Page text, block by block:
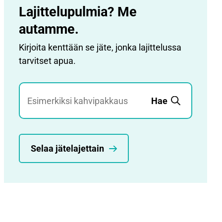
Lajittelupulmia? Me
autamme.
Kirjoita kenttään se jäte, jonka lajittelussa
tarvitset apua.
Jätehaku
Hae
Selaa jätelajettain